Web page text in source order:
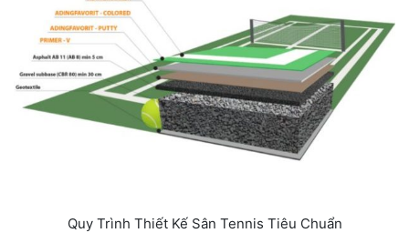
Quy Trình Thiết Kế Sân Tennis Tiêu Chuẩn